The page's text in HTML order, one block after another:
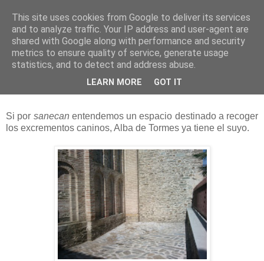
El sanecan de Alba
Si por sanecan entendemos un espacio destinado a recoger
los excrementos caninos, Alba de Tormes ya tiene el suyo.
This site uses cookies from Google to deliver its services
and to analyze traffic. Your IP address and user-agent are
shared with Google along with performance and security
metrics to ensure quality of service, generate usage
statistics, and to detect and address abuse.
LEARN MORE GOT IT